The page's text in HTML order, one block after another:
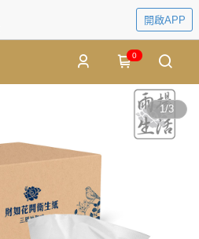
開啟APP
0
1/3